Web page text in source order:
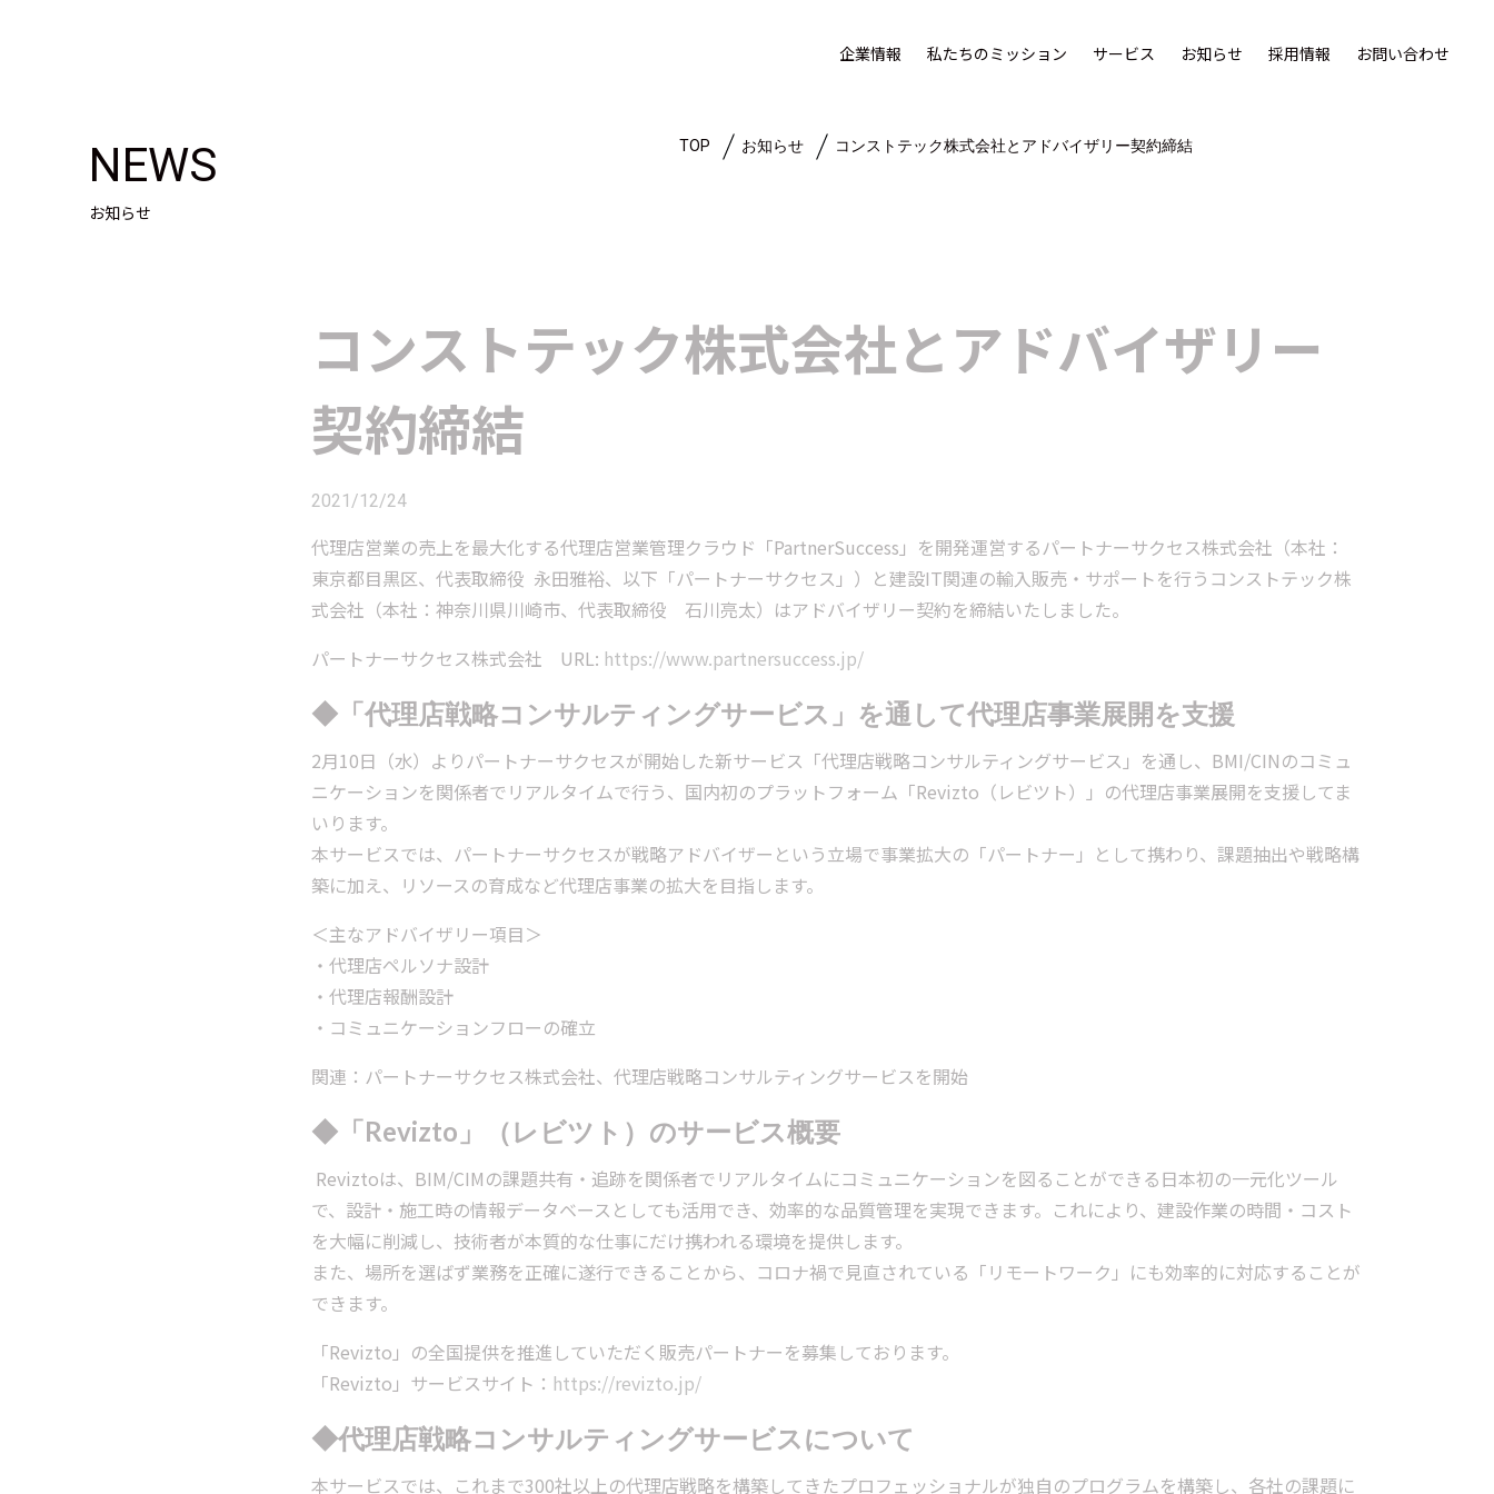
企業情報 私たちのミッション サービス お知らせ 採用情報 お問い合わせ
NEWS
お知らせ
TOP お知らせ コンストテック株式会社とアドバイザリー契約締結
コンストテック株式会社とアドバイザリー
契約締結
2021/12/24
代理店営業の売上を最大化する代理店営業管理クラウド「PartnerSuccess」を開発運営するパートナーサクセス株式会社（本社：
東京都目黒区、代表取締役 永田雅裕、以下「パートナーサクセス」）と建設IT関連の輸入販売・サポートを行うコンストテック株
式会社（本社：神奈川県川崎市、代表取締役 石川亮太）はアドバイザリー契約を締結いたしました。
パートナーサクセス株式会社 URL: https://www.partnersuccess.jp/
◆「代理店戦略コンサルティングサービス」を通して代理店事業展開を支援
2月10日（水）よりパートナーサクセスが開始した新サービス「代理店戦略コンサルティングサービス」を通し、BMI/CINのコミュ
ニケーションを関係者でリアルタイムで行う、国内初のプラットフォーム「Revizto（レビツト）」の代理店事業展開を支援してま
いります。
本サービスでは、パートナーサクセスが戦略アドバイザーという立場で事業拡大の「パートナー」として携わり、課題抽出や戦略構
築に加え、リソースの育成など代理店事業の拡大を目指します。
＜主なアドバイザリー項目＞
・代理店ペルソナ設計
・代理店報酬設計
・コミュニケーションフローの確立
関連：パートナーサクセス株式会社、代理店戦略コンサルティングサービスを開始
◆「Revizto」（レビツト）のサービス概要
Reviztoは、BIM/CIMの課題共有・追跡を関係者でリアルタイムにコミュニケーションを図ることができる日本初の一元化ツール
で、設計・施工時の情報データベースとしても活用でき、効率的な品質管理を実現できます。これにより、建設作業の時間・コスト
を大幅に削減し、技術者が本質的な仕事にだけ携われる環境を提供します。
また、場所を選ばず業務を正確に遂行できることから、コロナ禍で見直されている「リモートワーク」にも効率的に対応することが
できます。
「Revizto」の全国提供を推進していただく販売パートナーを募集しております。
「Revizto」サービスサイト： https://revizto.jp/
◆代理店戦略コンサルティングサービスについて
本サービスでは、これまで300社以上の代理店戦略を構築してきたプロフェッショナルが独自のプログラムを構築し、各社の課題に